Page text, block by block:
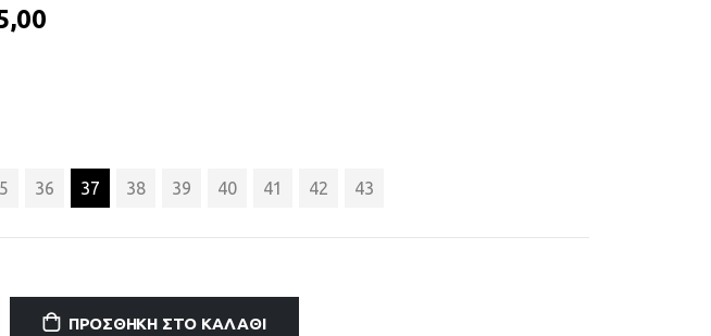
36 37 38 39 40 41 42 43
ΠΡΟΣΘΉΚΗ ΣΤΟ ΚΑΛΆΘΙ